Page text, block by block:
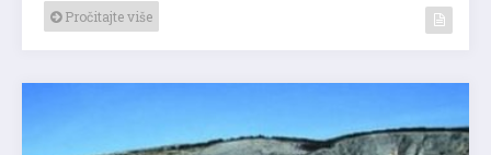
Pročitajte više